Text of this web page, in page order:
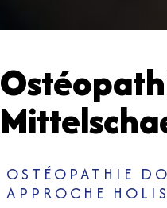
OSTÉOPATHIE
APPROCHE